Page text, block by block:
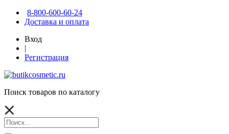
8-800-600-60-24
Доставка и оплата
Вход
|
Регистрация
Поиск товаров по каталогу